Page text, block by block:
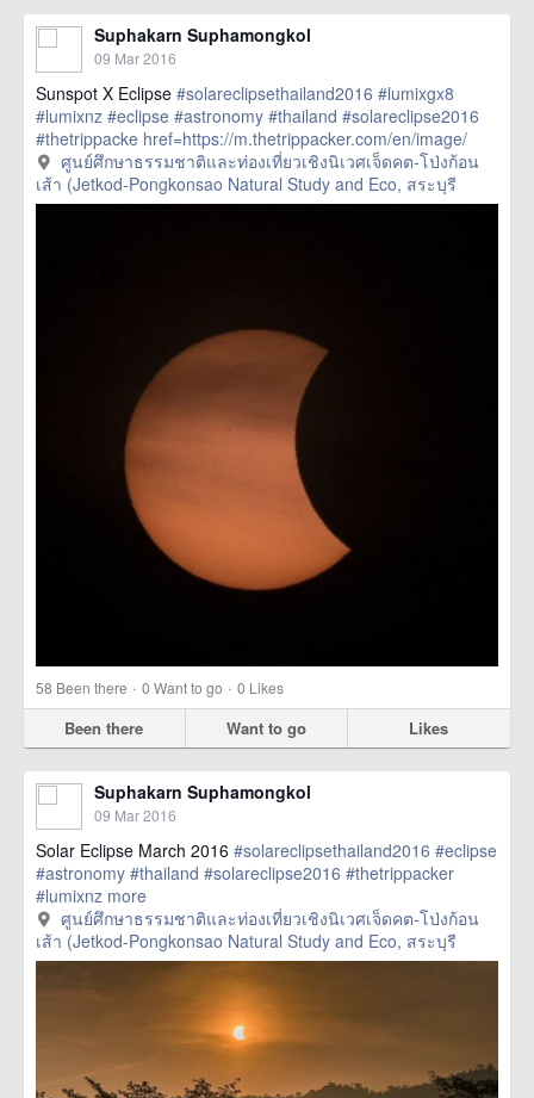
Suphakarn Suphamongkol
09 Mar 2016
Sunspot X Eclipse #solareclipsethailand2016 #lumixgx8
#lumixnz #eclipse #astronomy #thailand #solareclipse2016
#thetrippacke href=https://m.thetrippacker.com/en/image/
ศูนย์ศึกษาธรรมชาติและท่องเที่ยวเชิงนิเวศเจ็ดคตโป่งก้อน
เส้าJetkodPongkonsaoNaturalStudyandEco/191982> more
ศูนย์ศึกษาธรรมชาติและท่องเที่ยวเชิงนิเวศเจ็ดคต-โป่งก้อน
เส้า (Jetkod-Pongkonsao Natural Study and Eco, สระบุรี
58 Been there · 0 Want to go · 0 Likes
Been there Want to go Likes
Suphakarn Suphamongkol
09 Mar 2016
Solar Eclipse March 2016 #solareclipsethailand2016 #eclipse
#astronomy #thailand #solareclipse2016 #thetrippacker
#lumixnz more
ศูนย์ศึกษาธรรมชาติและท่องเที่ยวเชิงนิเวศเจ็ดคต-โป่งก้อน
เส้า (Jetkod-Pongkonsao Natural Study and Eco, สระบุรี